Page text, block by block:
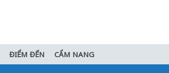
ĐIỂM ĐẾN CẨM NANG